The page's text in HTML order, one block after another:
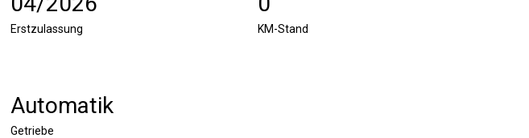
Erstzulassung KM-Stand
Automatik
Getriebe